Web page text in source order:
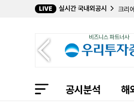
LIVE 실시간 국내외공시
크리
필립
길데
임
볼
비즈니스 파트너사
공시분석 해